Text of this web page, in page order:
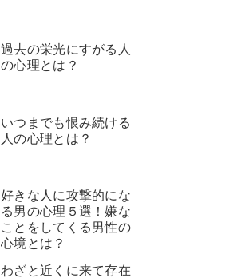
過去の栄光にすがる人
の心理とは？
いつまでも恨み続ける
人の心理とは？
好きな人に攻撃的にな
る男の心理５選！嫌な
ことをしてくる男性の
心境とは？
わざと近くに来て存在